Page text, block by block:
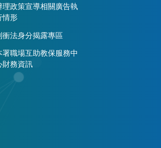
理政策宣導相關廣告執
情形
衝法身分揭露專區
署職場互助教保服務中
財務資訊